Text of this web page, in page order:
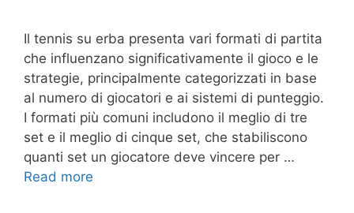
Il tennis su erba presenta vari formati di partita
che influenzano significativamente il gioco e le
strategie, principalmente categorizzati in base
al numero di giocatori e ai sistemi di punteggio.
I formati più comuni includono il meglio di tre
set e il meglio di cinque set, che stabiliscono
quanti set un giocatore deve vincere per …
Read more